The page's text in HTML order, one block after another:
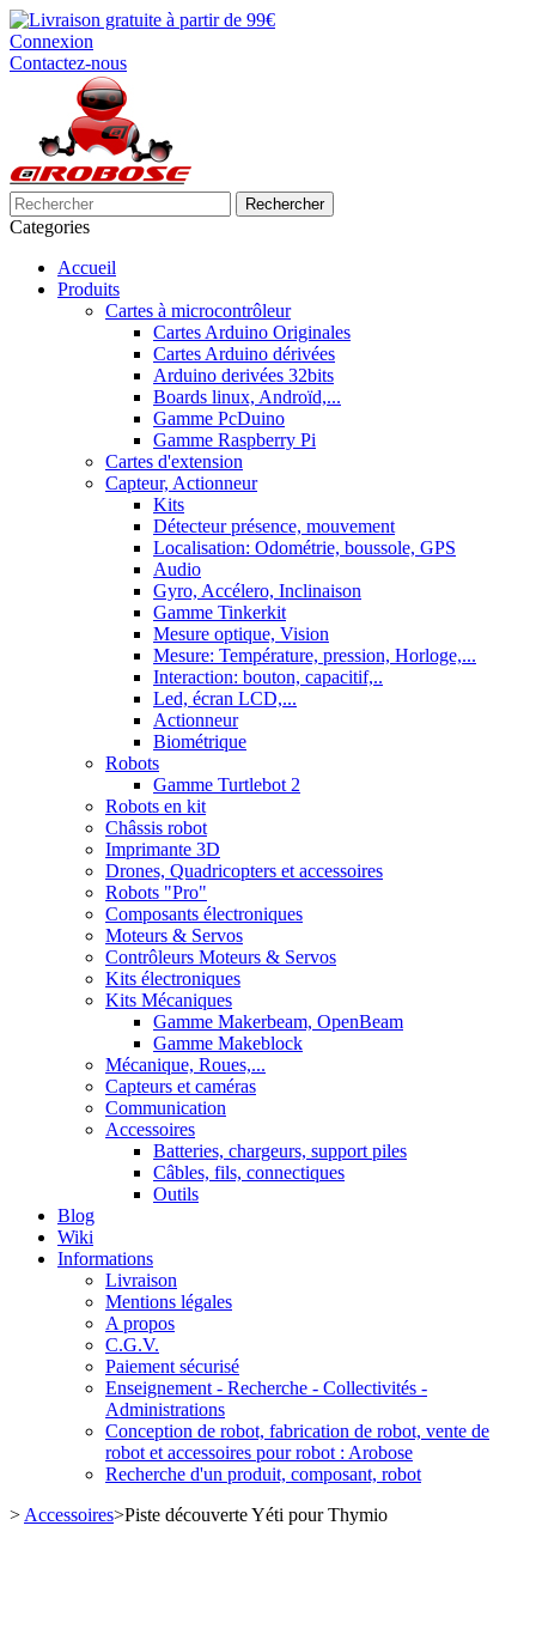
Connexion
Contactez-nous
Rechercher
Categories
Accueil
Produits
Cartes à microcontrôleur
Cartes Arduino Originales
Cartes Arduino dérivées
Arduino derivées 32bits
Boards linux, Androïd,...
Gamme PcDuino
Gamme Raspberry Pi
Cartes d'extension
Capteur, Actionneur
Kits
Détecteur présence, mouvement
Localisation: Odométrie, boussole, GPS
Audio
Gyro, Accélero, Inclinaison
Gamme Tinkerkit
Mesure optique, Vision
Mesure: Température, pression, Horloge,...
Interaction: bouton, capacitif,..
Led, écran LCD,...
Actionneur
Biométrique
Robots
Gamme Turtlebot 2
Robots en kit
Châssis robot
Imprimante 3D
Drones, Quadricopters et accessoires
Robots "Pro"
Composants électroniques
Moteurs & Servos
Contrôleurs Moteurs & Servos
Kits électroniques
Kits Mécaniques
Gamme Makerbeam, OpenBeam
Gamme Makeblock
Mécanique, Roues,...
Capteurs et caméras
Communication
Accessoires
Batteries, chargeurs, support piles
Câbles, fils, connectiques
Outils
Blog
Wiki
Informations
Livraison
Mentions légales
A propos
C.G.V.
Paiement sécurisé
Enseignement - Recherche - Collectivités -
Administrations
Conception de robot, fabrication de robot, vente de
robot et accessoires pour robot : Arobose
Recherche d'un produit, composant, robot
> Accessoires>Piste découverte Yéti pour Thymio